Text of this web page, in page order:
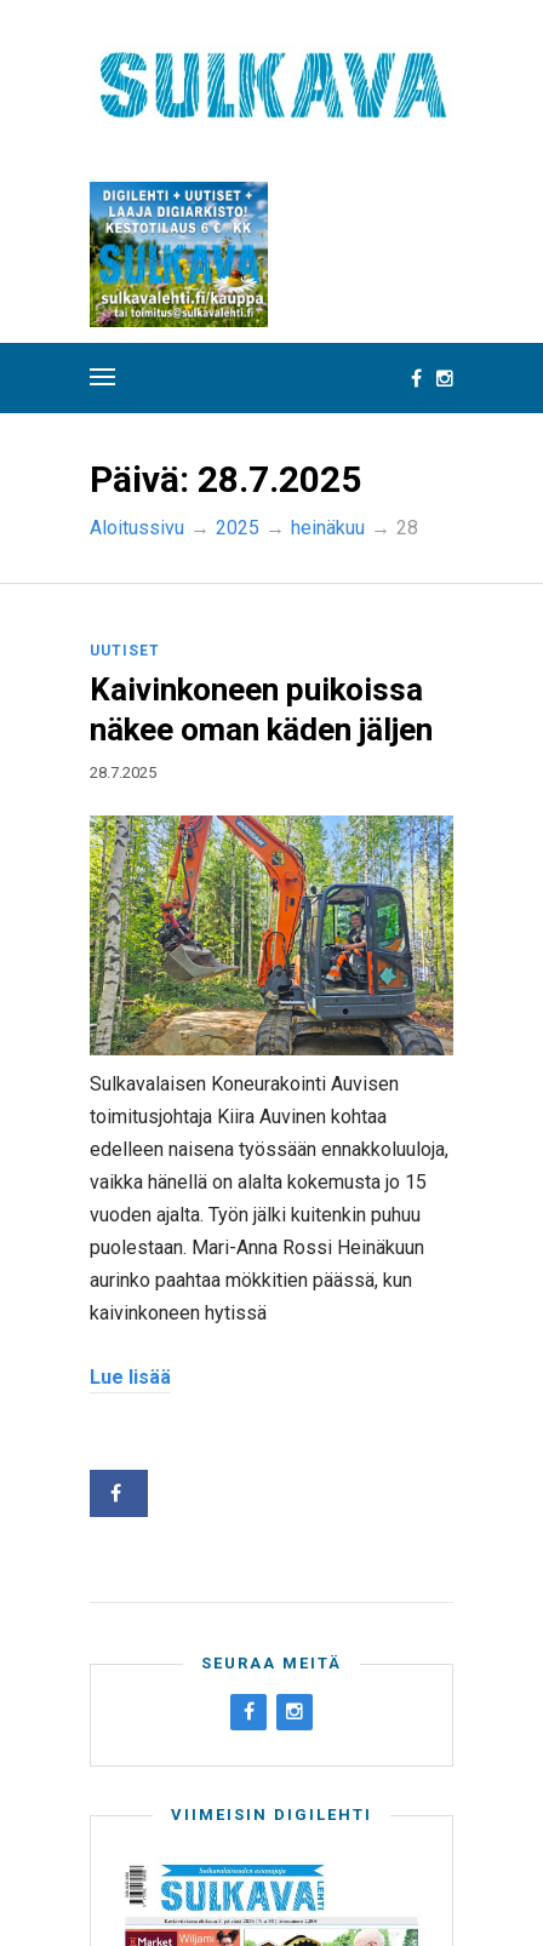
Päivä: 28.7.2025
Aloitussivu → 2025 → heinäkuu → 28
UUTISET
Kaivinkoneen puikoissa
näkee oman käden jäljen
28.7.2025
Sulkavalaisen Koneurakointi Auvisen
toimitusjohtaja Kiira Auvinen kohtaa
edelleen naisena työssään ennakkoluuloja,
vaikka hänellä on alalta kokemusta jo 15
vuoden ajalta. Työn jälki kuitenkin puhuu
puolestaan. Mari-Anna Rossi Heinäkuun
aurinko paahtaa mökkitien päässä, kun
kaivinkoneen hytissä
Lue lisää
SEURAA MEITÄ
VIIMEISIN DIGILEHTI